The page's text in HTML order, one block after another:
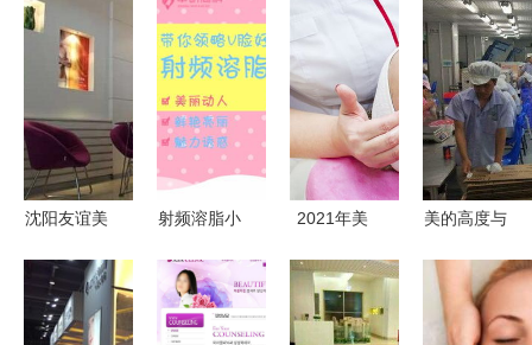
沈阳友谊美
生活美容服
务价目表一
射频溶脂小
容的轻奢新
宠
2021年美
道 生活美
容服务的破
美的高度与
活美容服务
中的边界诚